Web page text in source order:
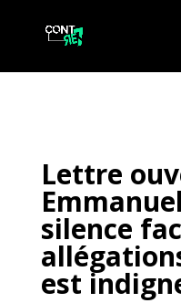
Lettre
silence
est